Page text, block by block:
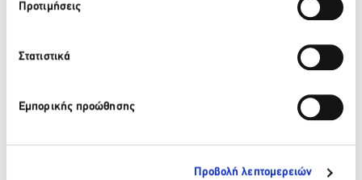
Προτιμήσεις
Στατιστικά
Εμπορικής προώθησης
Προβολή λεπτομερειών